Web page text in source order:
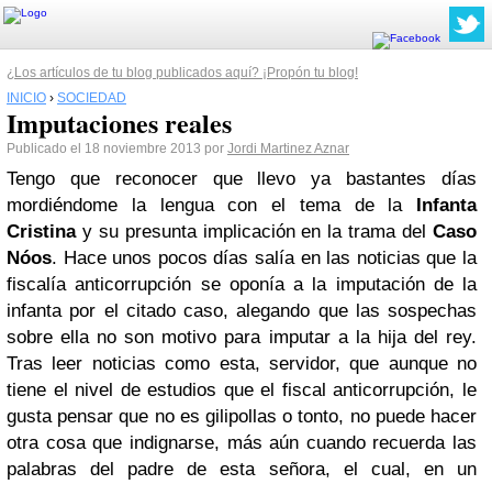
¿Los artículos de tu blog publicados aquí? ¡Propón tu blog!
INICIO › SOCIEDAD
Imputaciones reales
Publicado el 18 noviembre 2013 por Jordi Martinez Aznar
Tengo que reconocer que llevo ya bastantes días
mordiéndome la lengua con el tema de la Infanta
Cristinay su presunta implicación en la trama del Caso
Nóos. Hace unos pocos días salía en las noticias que la
fiscalía anticorrupción se oponía a la imputación de la
infanta por el citado caso, alegando que las sospechas
sobre ella no son motivo para imputar a la hija del rey.
Tras leer noticias como esta, servidor, que aunque no
tiene el nivel de estudios que el fiscal anticorrupción, le
gusta pensar que no es gilipollas o tonto, no puede hacer
otra cosa que indignarse, más aún cuando recuerda las
palabras del padre de esta señora, el cual, en un